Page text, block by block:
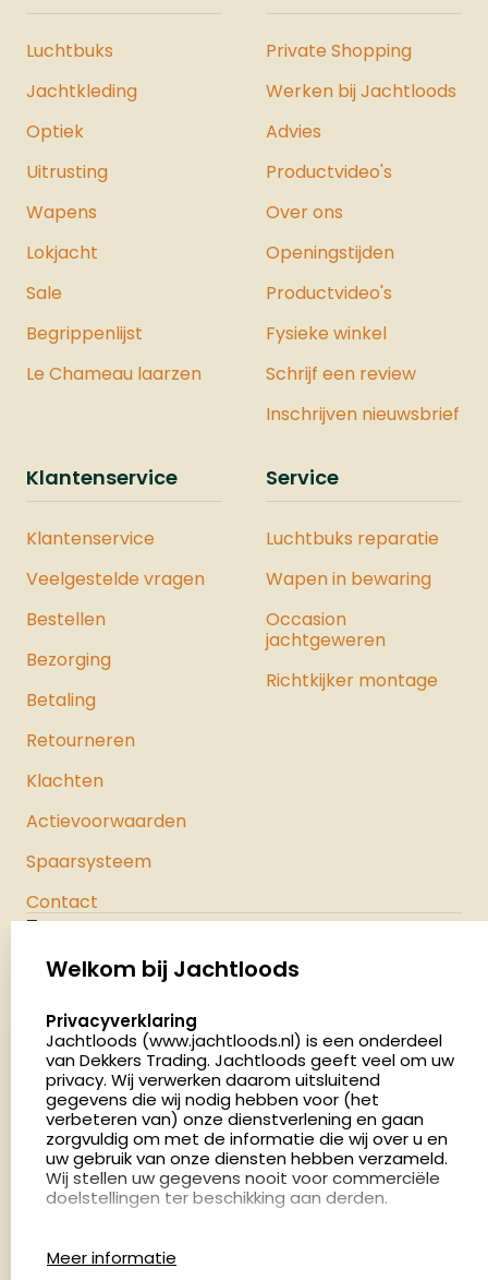
Luchtbuks
Jachtkleding
Optiek
Uitrusting
Wapens
Lokjacht
Sale
Begrippenlijst
Le Chameau laarzen
Private Shopping
Werken bij Jachtloods
Advies
Productvideo's
Over ons
Openingstijden
Productvideo's
Fysieke winkel
Schrijf een review
Inschrijven nieuwsbrief
Klantenservice
Klantenservice
Veelgestelde vragen
Bestellen
Bezorging
Betaling
Retourneren
Klachten
Actievoorwaarden
Spaarsysteem
Contact
Service
Luchtbuks reparatie
Wapen in bewaring
Occasion
jachtgeweren
Richtkijker montage
Jachtloods
Palenrij 1
Nederland
4.8
2878 beoordelingen
Openingstijden
Dinsdag en donderdag: 13:00 - 17:00 én 18:00 - 21:00
uur
Afspraak maken
Welkom bij Jachtloods
select language
Privacyverklaring
Jachtloods (www.jachtloods.nl) is een onderdeel
van Dekkers Trading. Jachtloods geeft veel om uw
privacy. Wij verwerken daarom uitsluitend
gegevens die wij nodig hebben voor (het
verbeteren van) onze dienstverlening en gaan
zorgvuldig om met de informatie die wij over u en
uw gebruik van onze diensten hebben verzameld.
Wij stellen uw gegevens nooit voor commerciële
doelstellingen ter beschikking aan derden.
Meer informatie